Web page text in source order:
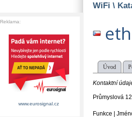
WiFi \
Úvod
Kontaktní
Průmyslová
Funkce |
Reklama:
www.eurosignal.cz